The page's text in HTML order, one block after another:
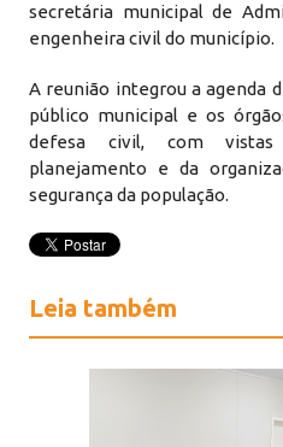
secretária municipal de
engenheira civil do município.
A reunião integrou a agenda
público municipal e os
defesa civil, com
planejamento e da
segurança da população.
Leia também